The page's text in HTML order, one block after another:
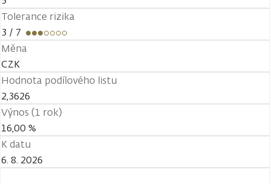
Tolerance rizika
3 / 7
Měna
CZK
Hodnota podílového listu
2,3626
Výnos (1 rok)
16,00 %
K datu
6. 8. 2026